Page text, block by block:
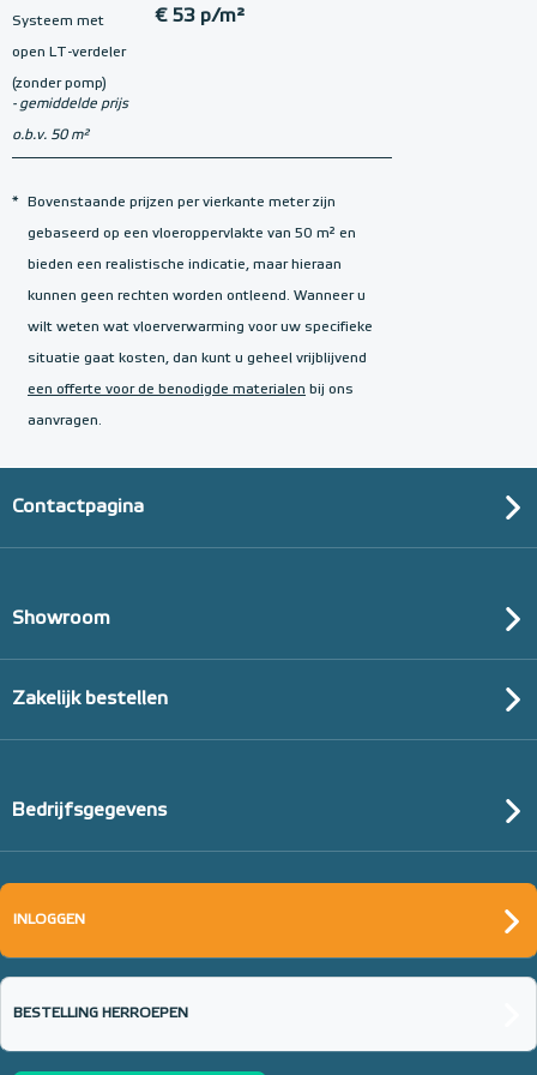
Systeem met
open LT-verdeler
(zonder pomp)
€ 53 p/m²
- gemiddelde prijs
o.b.v. 50 m²
* Bovenstaande prijzen per vierkante meter zijn
gebaseerd op een vloeroppervlakte van 50 m² en
bieden een realistische indicatie, maar hieraan
kunnen geen rechten worden ontleend. Wanneer u
wilt weten wat vloerverwarming voor uw specifieke
situatie gaat kosten, dan kunt u geheel vrijblijvend
een offerte voor de benodigde materialen bij ons
aanvragen.
Contactpagina
Showroom
Zakelijk bestellen
Bedrijfsgegevens
INLOGGEN
BESTELLING HERROEPEN